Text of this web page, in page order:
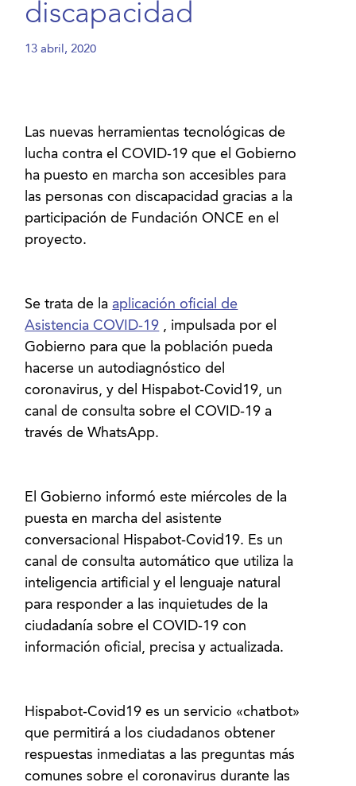
discapacidad
13 abril, 2020
Las nuevas herramientas tecnológicas de
lucha contra el COVID-19 que el Gobierno
ha puesto en marcha son accesibles para
las personas con discapacidad gracias a la
participación de Fundación ONCE en el
proyecto.
Se trata de la aplicación oficial de
Asistencia COVID-19 , impulsada por el
Gobierno para que la población pueda
hacerse un autodiagnóstico del
coronavirus, y del Hispabot-Covid19, un
canal de consulta sobre el COVID-19 a
través de WhatsApp.
El Gobierno informó este miércoles de la
puesta en marcha del asistente
conversacional Hispabot-Covid19. Es un
canal de consulta automático que utiliza la
inteligencia artificial y el lenguaje natural
para responder a las inquietudes de la
ciudadanía sobre el COVID-19 con
información oficial, precisa y actualizada.
Hispabot-Covid19 es un servicio «chatbot»
que permitirá a los ciudadanos obtener
respuestas inmediatas a las preguntas más
comunes sobre el coronavirus durante las